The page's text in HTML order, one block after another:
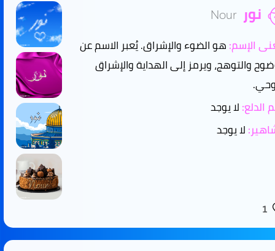
نور Nour
الإسم:هو الضوء والإشراق. يُعبر الاسم عن
والتوهج، ويرمز إلى الهداية والإشراق
الدلع:لا يوجد
لا يوجد
1